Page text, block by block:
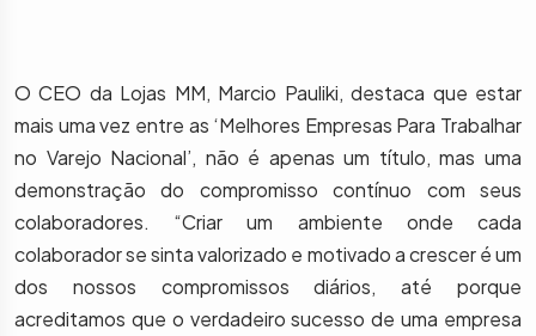
O CEO da Lojas MM, Marcio Pauliki, destaca que estar
mais uma vez entre as ‘Melhores Empresas Para Trabalhar
no Varejo Nacional’, não é apenas um título, mas uma
demonstração do compromisso contínuo com seus
colaboradores. “Criar um ambiente onde cada
colaborador se sinta valorizado e motivado a crescer é um
dos nossos compromissos diários, até porque
acreditamos que o verdadeiro sucesso de uma empresa